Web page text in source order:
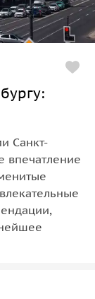
Санкт-
впечатление